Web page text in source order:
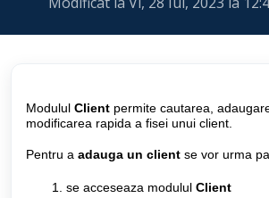
Modulul Client permite cautarea,
modificarea rapida a fisei unui client.
Pentru a adauga un client se vor urma
se acceseaza modulul Client